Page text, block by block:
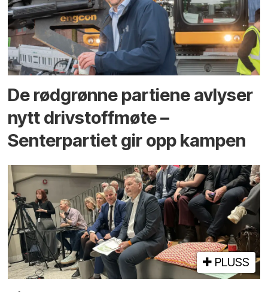
De rødgrønne partiene avlyser
nytt drivstoffmøte –
Senterpartiet gir opp kampen
PLUSS